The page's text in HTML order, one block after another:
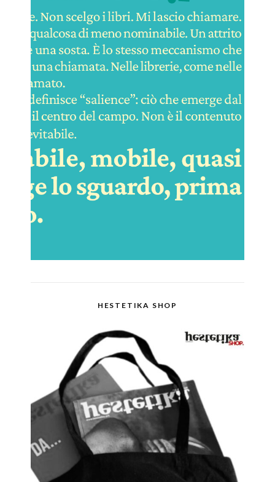
HESTETIKA SHOP